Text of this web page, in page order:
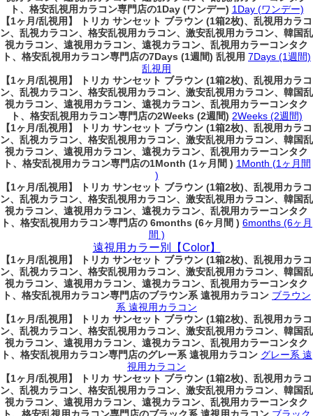
ト、格安乱視用カラコン専門店の1Day (ワンデー) 1Day (ワンデー)
【1ヶ月/乱視用】 トリカ サンセット ブラウン (1箱2枚)、乱視用カラコ
ン、乱視カラコン、格安乱視用カラコン、激安乱視用カラコン、韓国乱
視カラコン、遠視用カラコン、遠視カラコン、乱視用カラーコンタク
ト、格安乱視用カラコン専門店の7Days (1週間) 乱視用 7Days (1週間)
乱視用
【1ヶ月/乱視用】 トリカ サンセット ブラウン (1箱2枚)、乱視用カラコ
ン、乱視カラコン、格安乱視用カラコン、激安乱視用カラコン、韓国乱
視カラコン、遠視用カラコン、遠視カラコン、乱視用カラーコンタク
ト、格安乱視用カラコン専門店の2Weeks (2週間) 2Weeks (2週間)
【1ヶ月/乱視用】 トリカ サンセット ブラウン (1箱2枚)、乱視用カラコ
ン、乱視カラコン、格安乱視用カラコン、激安乱視用カラコン、韓国乱
視カラコン、遠視用カラコン、遠視カラコン、乱視用カラーコンタク
ト、格安乱視用カラコン専門店の1Month (1ヶ月間 ) 1Month (1ヶ月間
)
【1ヶ月/乱視用】 トリカ サンセット ブラウン (1箱2枚)、乱視用カラコ
ン、乱視カラコン、格安乱視用カラコン、激安乱視用カラコン、韓国乱
視カラコン、遠視用カラコン、遠視カラコン、乱視用カラーコンタク
ト、格安乱視用カラコン専門店の 6months (6ヶ月間 ) 6months (6ヶ月
間 )
遠視用カラー別【Color】
【1ヶ月/乱視用】 トリカ サンセット ブラウン (1箱2枚)、乱視用カラコ
ン、乱視カラコン、格安乱視用カラコン、激安乱視用カラコン、韓国乱
視カラコン、遠視用カラコン、遠視カラコン、乱視用カラーコンタク
ト、格安乱視用カラコン専門店のブラウン系 遠視用カラコン ブラウン
系 遠視用カラコン
【1ヶ月/乱視用】 トリカ サンセット ブラウン (1箱2枚)、乱視用カラコ
ン、乱視カラコン、格安乱視用カラコン、激安乱視用カラコン、韓国乱
視カラコン、遠視用カラコン、遠視カラコン、乱視用カラーコンタク
ト、格安乱視用カラコン専門店のグレー系 遠視用カラコン グレー系 遠
視用カラコン
【1ヶ月/乱視用】 トリカ サンセット ブラウン (1箱2枚)、乱視用カラコ
ン、乱視カラコン、格安乱視用カラコン、激安乱視用カラコン、韓国乱
視カラコン、遠視用カラコン、遠視カラコン、乱視用カラーコンタク